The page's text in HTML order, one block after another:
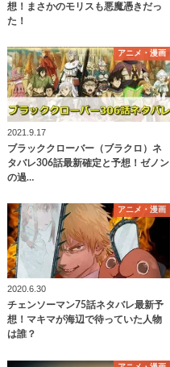
想！まさかのモリスも悪魔憑きだっ
た！
アニメ・漫画
2021.9.17
ブラッククローバー（ブラクロ）ネ
タバレ306話最新確定と予想！ゼノン
の過…
アニメ・漫画
2020.6.30
チェンソーマン75話ネタバレ最新予
想！マキマが海辺で待っていた人物
は誰？